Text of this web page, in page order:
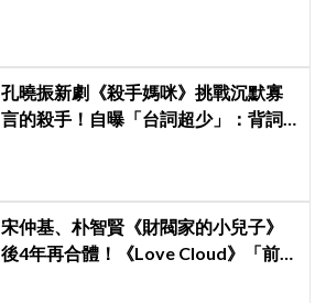
孔曉振新劇《殺手媽咪》挑戰沉默寡
言的殺手！自曝「台詞超少」：背詞
宋仲基、朴智賢《財閥家的小兒子》
後4年再合體！《Love Cloud》「前任